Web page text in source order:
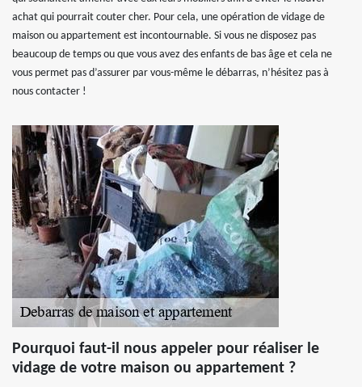
achat qui pourrait couter cher. Pour cela, une opération de vidage de
maison ou appartement est incontournable. Si vous ne disposez pas
beaucoup de temps ou que vous avez des enfants de bas âge et cela ne
vous permet pas d’assurer par vous-même le débarras, n’hésitez pas à
nous contacter !
Pourquoi faut-il nous appeler pour réaliser le
vidage de votre maison ou appartement ?